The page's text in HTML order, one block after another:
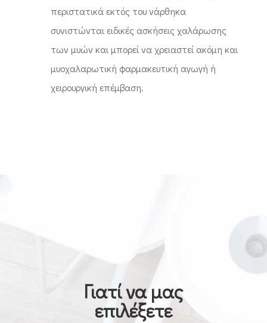
περιστατικά εκτός του νάρθηκα
συνιστώνται ειδικές ασκήσεις χαλάρωσης
των μυών και μπορεί να χρειαστεί ακόμη και
μυοχαλαρωτική φαρμακευτική αγωγή ή
χειρουργική επέμβαση.
Γιατί να μας
επιλέξετε